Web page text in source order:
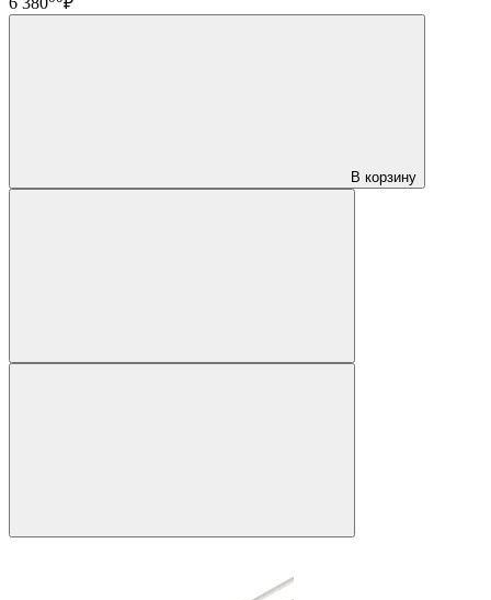
В корзину